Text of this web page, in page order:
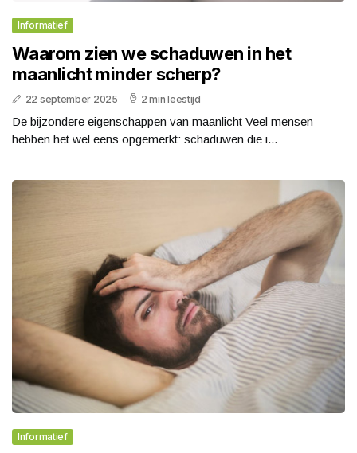
Informatief
Waarom zien we schaduwen in het
maanlicht minder scherp?
22 september 2025 2 min leestijd
De bijzondere eigenschappen van maanlicht Veel mensen
hebben het wel eens opgemerkt: schaduwen die i...
Informatief